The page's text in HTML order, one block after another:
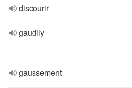
discourir
gaudily
gaussement